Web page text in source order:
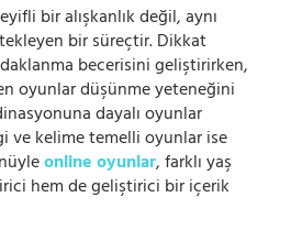
bir alışkanlık değil, aynı
bir süreçtir. Dikkat
becerisini geliştirirken,
oyunlar düşünme yeteneğini
dayalı oyunlar
ve kelime temelli oyunlar ise
online oyunlar, farklı yaş
hem de geliştirici bir içerik